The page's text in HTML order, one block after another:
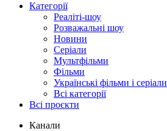
Категорії
Реаліті-шоу
Розважальні шоу
Новини
Серіали
Мультфільми
Фільми
Українські фільми і серіали
Всі категорії
Всі проєкти
Канали